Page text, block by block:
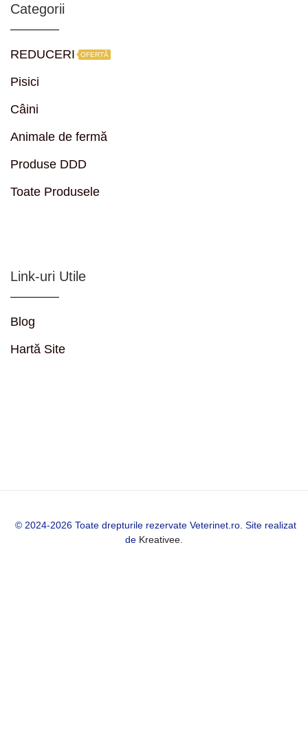
Categorii
REDUCERI OFERTĂ
Pisici
Câini
Animale de fermă
Produse DDD
Toate Produsele
Link-uri Utile
Blog
Hartă Site
© 2024-2026 Toate drepturile rezervate Veterinet.ro. Site realizat
de Kreativee